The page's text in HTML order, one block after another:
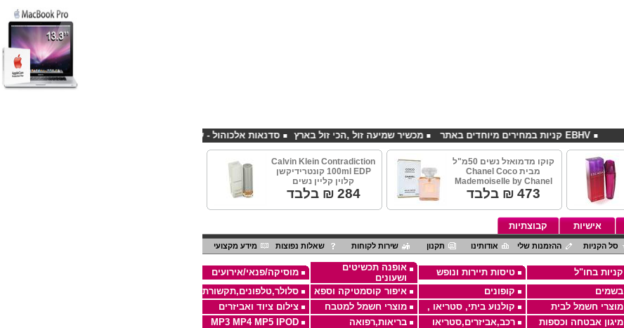
סדנאות אלכוהול - ערב גיבוש לחברות מכשיר שמיעה זול ,הכי זול בארץ EBHV קניות במחירים מיוחדים באתר
קוקו מדמואזל נשים 50מ"ל
מבית Chanel Coco
Mademoiselle by Chanel
473 ₪ בלבד
Calvin Klein Contradiction
100ml EDP קונטרידיקשן
קלוין קליין נשים
284 ₪ בלבד
אישיות קבוצתיות
סל הקניות ההזמנות שלי אודותינו תקנון שירות לקוחות שאלות נפוצות מידע מקצועי
קניות בחו"ל טיסות תיירות ונופש
אופנה תכשיטים
ושעונים
מוסיקה/פנאי/אירועים
בשמים קופונים איפור קוסמטיקה וספא
סלולר,טלפונים,תקשורת
מוצרי חשמל לבית קולנוע ביתי, סטריאו , מוצרי חשמל למטבח
צילום ציוד ואביזרים
מיגון אבטחה וכספות רכב,אביזרים,סטריאו בריאות,רפואה
MP3 MP4 MP5 IPOD